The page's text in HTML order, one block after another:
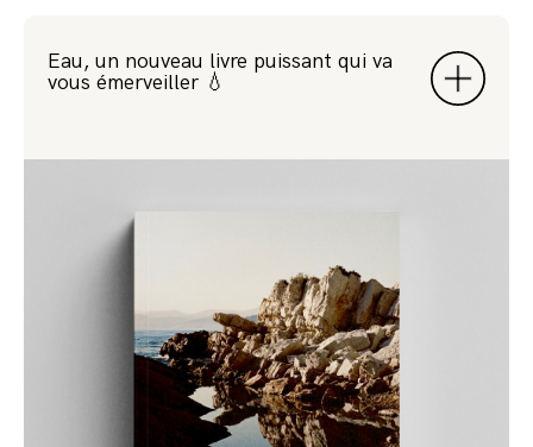
Eau, un nouveau livre puissant qui va
vous émerveiller 💧